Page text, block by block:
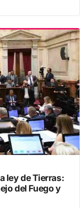
ley de Tierras:
del Fuego y